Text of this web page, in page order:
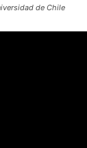
de Chile